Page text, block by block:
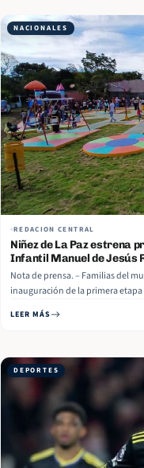
NACIONALES
REDACION CENTRAL
Niñez de La Paz estrena
Infantil Manuel de Jesús
Nota de prensa. – Familias del
inauguración de la primera
reafirmando el compromiso con
LEER MÁS
DEPORTES